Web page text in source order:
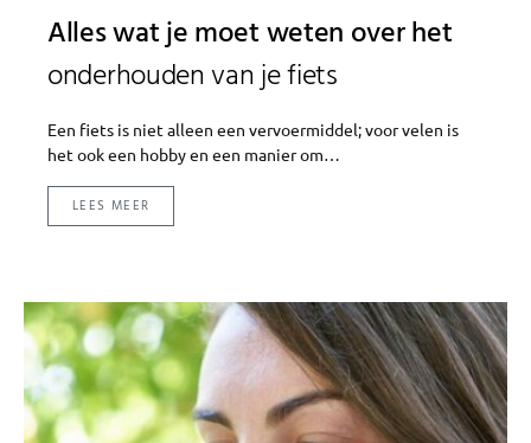
Alles wat je moet weten over het
onderhouden van je fiets
Een fiets is niet alleen een vervoermiddel; voor velen is
het ook een hobby en een manier om…
LEES MEER